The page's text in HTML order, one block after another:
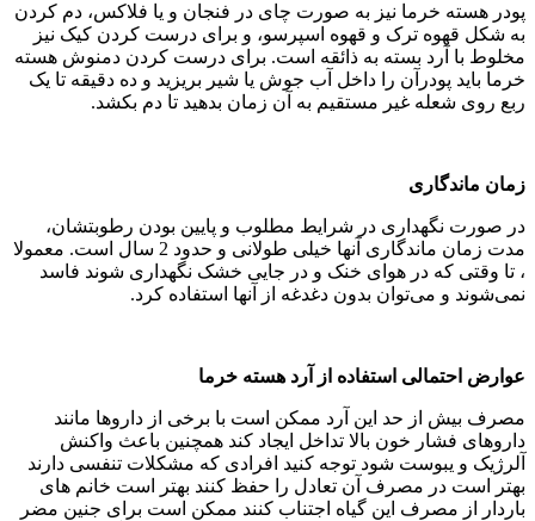
پودر هسته خرما نیز به صورت چای در فنجان و یا فلاکس، دم کردن
به شکل قهوه ترک و قهوه اسپرسو، و برای درست کردن کیک نیز
مخلوط با آرد بسته به ذائقه است. برای درست کردن دمنوش هسته
خرما باید پودرآن را داخل آب جوش یا شیر بریزید و ده دقیقه تا یک
ربع روی شعله غیر مستقیم به آن زمان بدهید تا دم بکشد.
زمان ماندگاری
در صورت نگهداری در شرایط مطلوب و پایین بودن رطوبتشان،
مدت زمان ماندگاری‌ آنها خیلی طولانی و حدود 2 سال است. معمولا
، تا وقتی كه در هوای خنک و در جایی خشک نگهداری شوند فاسد
نمی‌شوند و می‌توان بدون دغدغه از آنها استفاده کرد.
عوارض احتمالی استفاده از آرد هسته خرما
مصرف بیش از حد این آرد ممکن است با برخی از داروها مانند
داروهای فشار خون بالا تداخل ایجاد کند همچنین باعث واکنش
آلرژیک و یبوست شود توجه کنید افرادی که مشکلات تنفسی دارند
بهتر است در مصرف آن تعادل را حفظ کنند بهتر است خانم های
باردار از مصرف این گیاه اجتناب کنند ممکن است برای جنین مضر